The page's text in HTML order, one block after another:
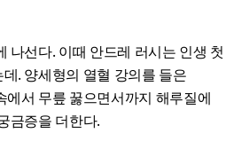
나선다. 이때 안드레 러시는 인생 첫
. 양세형의 열혈 강의를 들은
에서 무릎 꿇으면서까지 해루질에
금증을 더한다.